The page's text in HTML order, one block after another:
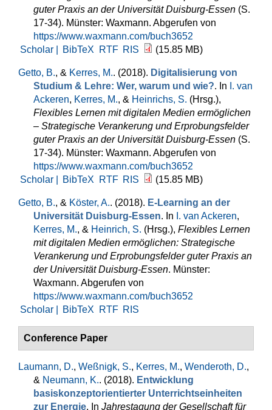
guter Praxis an der Universität Duisburg-Essen (S.
17-34). Münster: Waxmann. Abgerufen von
https://www.waxmann.com/buch3652
Scholar |
BibTeX RTF RIS (15.85 MB)
Getto, B., & Kerres, M.. (2018). Digitalisierung von
Studium & Lehre: Wer, warum und wie?. In I. van
Ackeren, Kerres, M., & Heinrichs, S. (Hrsg.),
Flexibles Lernen mit digitalen Medien ermöglichen
– Strategische Verankerung und Erprobungsfelder
guter Praxis an der Universität Duisburg-Essen (S.
17-34). Münster: Waxmann. Abgerufen von
https://www.waxmann.com/buch3652
Scholar |
BibTeX RTF RIS (15.85 MB)
Getto, B., & Köster, A.. (2018). E-Learning an der
Universität Duisburg-Essen. In I. van Ackeren,
Kerres, M., & Heinrich, S. (Hrsg.), Flexibles Lernen
mit digitalen Medien ermöglichen: Strategische
Verankerung und Erprobungsfelder guter Praxis an
der Universität Duisburg-Essen. Münster:
Waxmann. Abgerufen von
https://www.waxmann.com/buch3652
Scholar |
BibTeX RTF RIS
Conference Paper
Laumann, D., Weßnigk, S., Kerres, M., Wenderoth, D.,
& Neumann, K.. (2018). Entwicklung
basiskonzeptorientierter Unterrichtseinheiten
zur Energie. In Jahrestagung der Gesellschaft für